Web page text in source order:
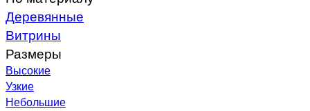
Деревянные
Витрины
Размеры
Высокие
Узкие
Небольшие